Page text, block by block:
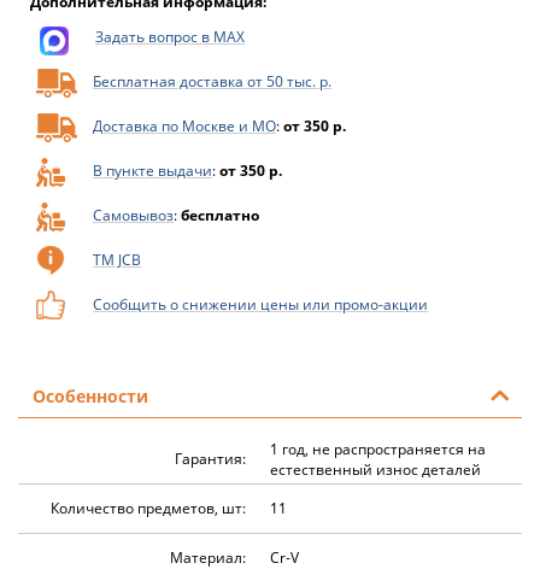
Задать вопрос в MAX
Бесплатная доставка от 50 тыс. р.
Доставка по Москве и МО:от 350 р.
В пункте выдачи:от 350 р.
Самовывоз:бесплатно
ТМ JCB
Сообщить о снижении цены или промо-акции
Особенности
Гарантия:
1 год, не распространяется на
естественный износ деталей
Количество предметов, шт:
11
Материал: Cr-V